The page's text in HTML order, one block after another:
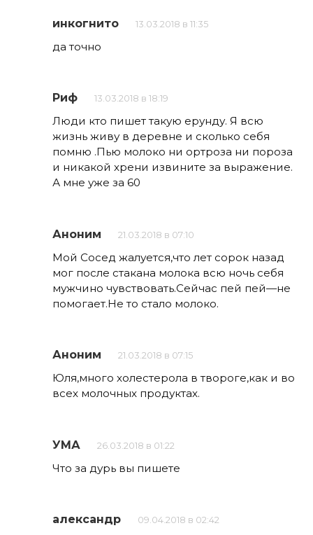
инкогнито 13.03.2018 в 11:35
да точно
Риф 13.03.2018 в 18:19
Люди кто пишет такую ерунду. Я всю
жизнь живу в деревне и сколько себя
помню .Пью молоко ни ортроза ни пороза
и никакой хрени извините за выражение.
А мне уже за 60
Аноним 21.03.2018 в 07:10
Мой Сосед жалуется,что лет сорок назад
мог после стакана молока всю ночь себя
мужчино чувствовать.Сейчас пей пей—не
помогает.Не то стало молоко.
Аноним 21.03.2018 в 07:15
Юля,много холестерола в твороге,как и во
всех молочных продуктах.
УМА 26.03.2018 в 01:22
Что за дурь вы пишете
александр 09.04.2018 в 02:42